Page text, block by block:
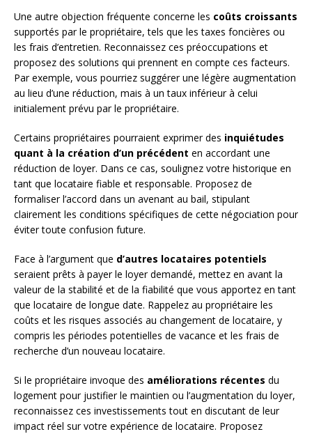
Une autre objection fréquente concerne les coûts croissants
supportés par le propriétaire, tels que les taxes foncières ou
les frais d’entretien. Reconnaissez ces préoccupations et
proposez des solutions qui prennent en compte ces facteurs.
Par exemple, vous pourriez suggérer une légère augmentation
au lieu d’une réduction, mais à un taux inférieur à celui
initialement prévu par le propriétaire.
Certains propriétaires pourraient exprimer des inquiétudes
quant à la création d’un précédent en accordant une
réduction de loyer. Dans ce cas, soulignez votre historique en
tant que locataire fiable et responsable. Proposez de
formaliser l’accord dans un avenant au bail, stipulant
clairement les conditions spécifiques de cette négociation pour
éviter toute confusion future.
Face à l’argument que d’autres locataires potentiels
seraient prêts à payer le loyer demandé, mettez en avant la
valeur de la stabilité et de la fiabilité que vous apportez en tant
que locataire de longue date. Rappelez au propriétaire les
coûts et les risques associés au changement de locataire, y
compris les périodes potentielles de vacance et les frais de
recherche d’un nouveau locataire.
Si le propriétaire invoque des améliorations récentes du
logement pour justifier le maintien ou l’augmentation du loyer,
reconnaissez ces investissements tout en discutant de leur
impact réel sur votre expérience de locataire. Proposez